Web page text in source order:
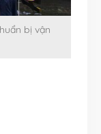
bị vận